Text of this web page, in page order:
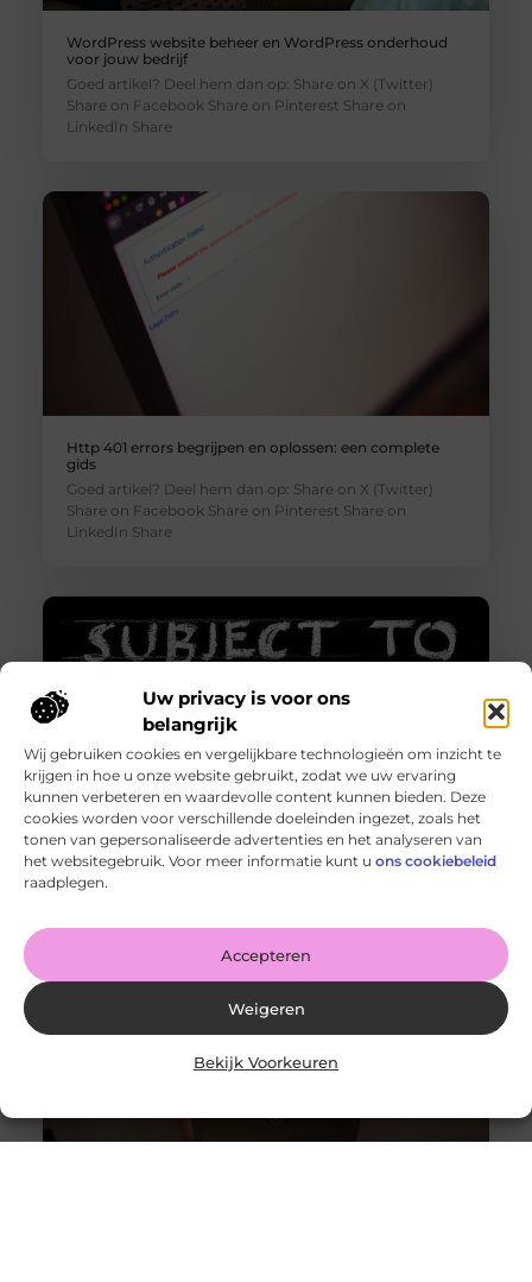
Uw privacy is voor ons
belangrijk
Wij gebruiken cookies en vergelijkbare technologieën om inzicht te
krijgen in hoe u onze website gebruikt, zodat we uw ervaring
kunnen verbeteren en waardevolle content kunnen bieden. Deze
cookies worden voor verschillende doeleinden ingezet, zoals het
tonen van gepersonaliseerde advertenties en het analyseren van
het websitegebruik. Voor meer informatie kunt u ons cookiebeleid
raadplegen.
Accepteren
Weigeren
Bekijk Voorkeuren
WordPress website beheer en WordPress onderhoud
voor jouw bedrijf
Goed artikel? Deel hem dan op: Share on X (Twitter)
Share on Facebook Share on Pinterest Share on
LinkedIn Share
Http 401 errors begrijpen en oplossen: een complete
gids
Goed artikel? Deel hem dan op: Share on X (Twitter)
Share on Facebook Share on Pinterest Share on
LinkedIn Share
Http 401 error – Wat is het en hoe los je het op?
Goed artikel? Deel hem dan op: Share on X (Twitter)
Share on Facebook Share on Pinterest Share on